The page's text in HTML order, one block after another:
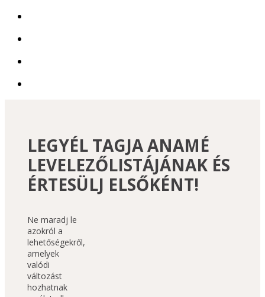
LEGYÉL TAGJA ANAMÉ
LEVELEZŐLISTÁJÁNAK ÉS
ÉRTESÜLJ ELSŐKÉNT!
Ne maradj le
azokról a
lehetőségekről,
amelyek
valódi
változást
hozhatnak